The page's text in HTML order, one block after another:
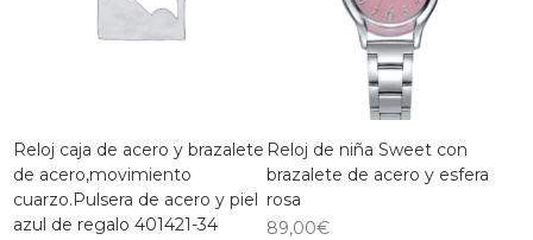
Reloj caja de acero y brazalete
de acero,movimiento
cuarzo.Pulsera de acero y piel
azul de regalo 401421-34
Reloj de niña Sweet con
brazalete de acero y esfera
rosa
89,00€